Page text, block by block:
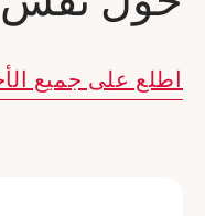
اطلع على جميع